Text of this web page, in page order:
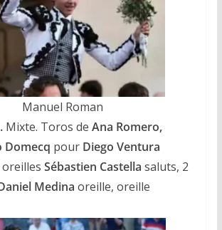
Manuel Roman
Mixte. Toros de Ana Romero,
Domecq pour Diego Ventura
Sébastien Castella saluts, 2
Medina oreille, oreille